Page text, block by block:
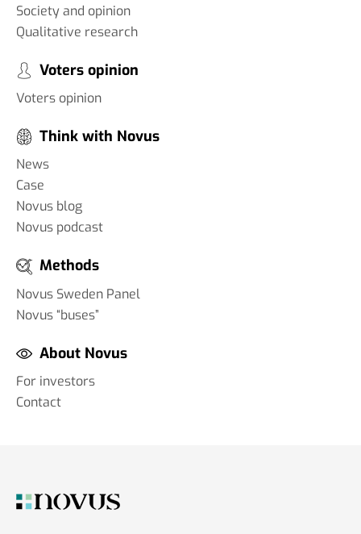
Society and opinion
Qualitative research
Voters opinion
Voters opinion
Think with Novus
News
Case
Novus blog
Novus podcast
Methods
Novus Sweden Panel
Novus “buses”
About Novus
For investors
Contact